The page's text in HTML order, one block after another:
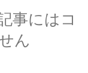
事にはコ
ん